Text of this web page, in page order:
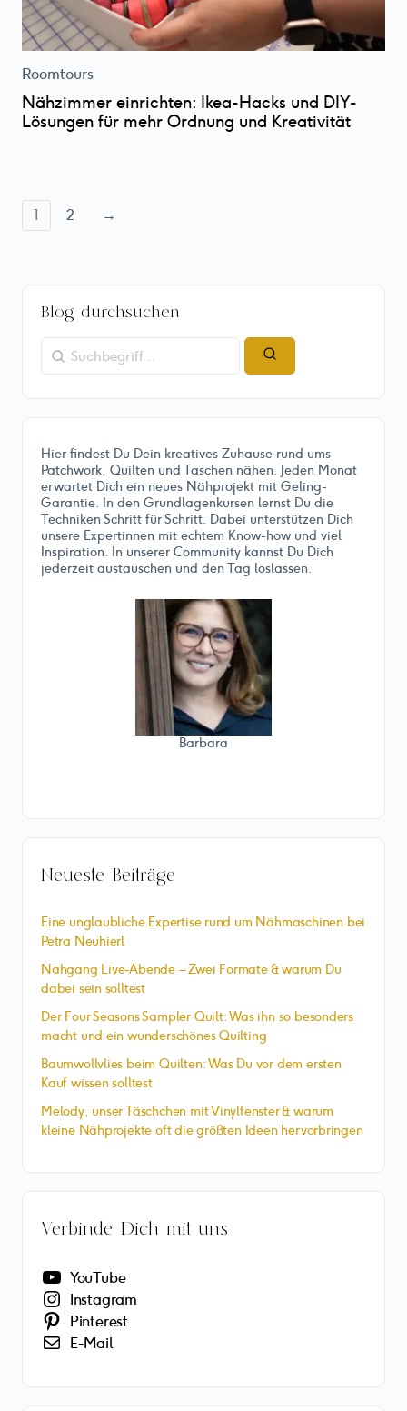
Roomtours
Nähzimmer einrichten: Ikea-Hacks und DIY-
Lösungen für mehr Ordnung und Kreativität
Seitennummerierung
der
1 2 →
Blog durchsuchen
Hier findest Du Dein kreatives Zuhause rund ums
Patchwork, Quilten und Taschen nähen. Jeden Monat
erwartet Dich ein neues Nähprojekt mit Geling-
Garantie. In den Grundlagenkursen lernst Du die
Techniken Schritt für Schritt. Dabei unterstützen Dich
unsere Expertinnen mit echtem Know-how und viel
Inspiration. In unserer Community kannst Du Dich
jederzeit austauschen und den Tag loslassen.
Barbara
Neueste Beiträge
Eine unglaubliche Expertise rund um Nähmaschinen bei
Petra Neuhierl
Nähgang Live-Abende – Zwei Formate & warum Du
dabei sein solltest
Der Four Seasons Sampler Quilt: Was ihn so besonders
macht und ein wunderschönes Quilting
Baumwollvlies beim Quilten: Was Du vor dem ersten
Kauf wissen solltest
Melody, unser Täschchen mit Vinylfenster & warum
kleine Nähprojekte oft die größten Ideen hervorbringen
Verbinde Dich mit uns
YouTube
Instagram
Pinterest
E-Mail